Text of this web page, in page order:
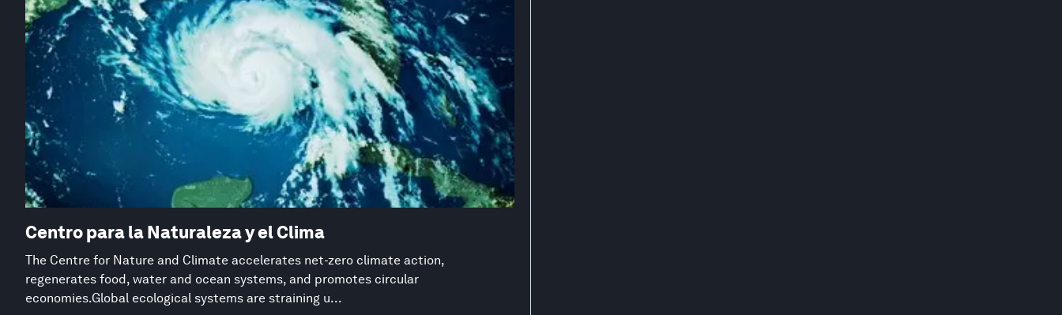
Centro para la Naturaleza y el Clima
The Centre for Nature and Climate accelerates net-zero climate action,
regenerates food, water and ocean systems, and promotes circular
economies.Global ecological systems are straining u...